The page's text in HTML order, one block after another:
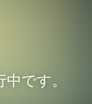
です。